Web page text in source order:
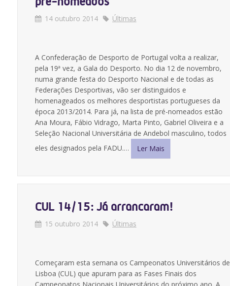
14 outubro 2014 Últimas
A Confederação de Desporto de Portugal volta a realizar,
pela 19ª vez, a Gala do Desporto. No dia 12 de novembro,
numa grande festa do Desporto Nacional e de todas as
Federações Desportivas, vão ser distinguidos e
homenageados os melhores desportistas portugueses da
época 2013/2014. Para já, na lista de pré-nomeados estão
Ana Moura, Fábio Vidrago, Marta Pinto, Gabriel Oliveira e a
Seleção Nacional Universitária de Andebol masculino, todos
eles designados pela FADU.…
Ler Mais
CUL 14/15: Já arrancaram!
15 outubro 2014 Últimas
Começaram esta semana os Campeonatos Universitários de
Lisboa (CUL) que apuram para as Fases Finais dos